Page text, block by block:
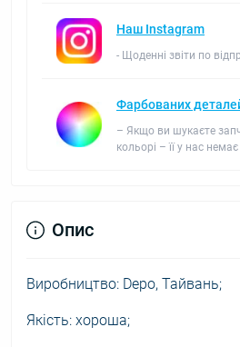
Наш Instagram
- Щоденні звіти по
Фарбованих
– Якщо ви шукаєте
кольорі – її у нас немає
Опис
Виробництво: Depo, Тайвань;
Якість: хороша;